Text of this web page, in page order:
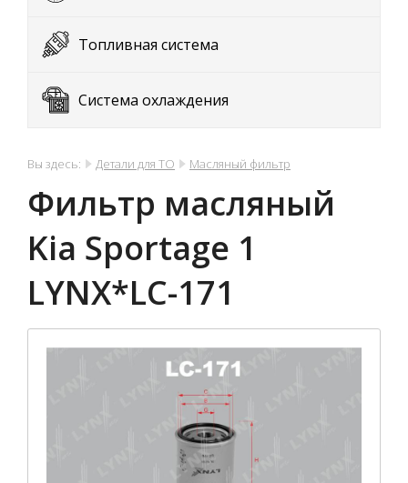
Топливная система
Система охлаждения
Вы здесь: Детали для ТО Масляный фильтр
Фильтр масляный
Kia Sportage 1
LYNX*LC-171